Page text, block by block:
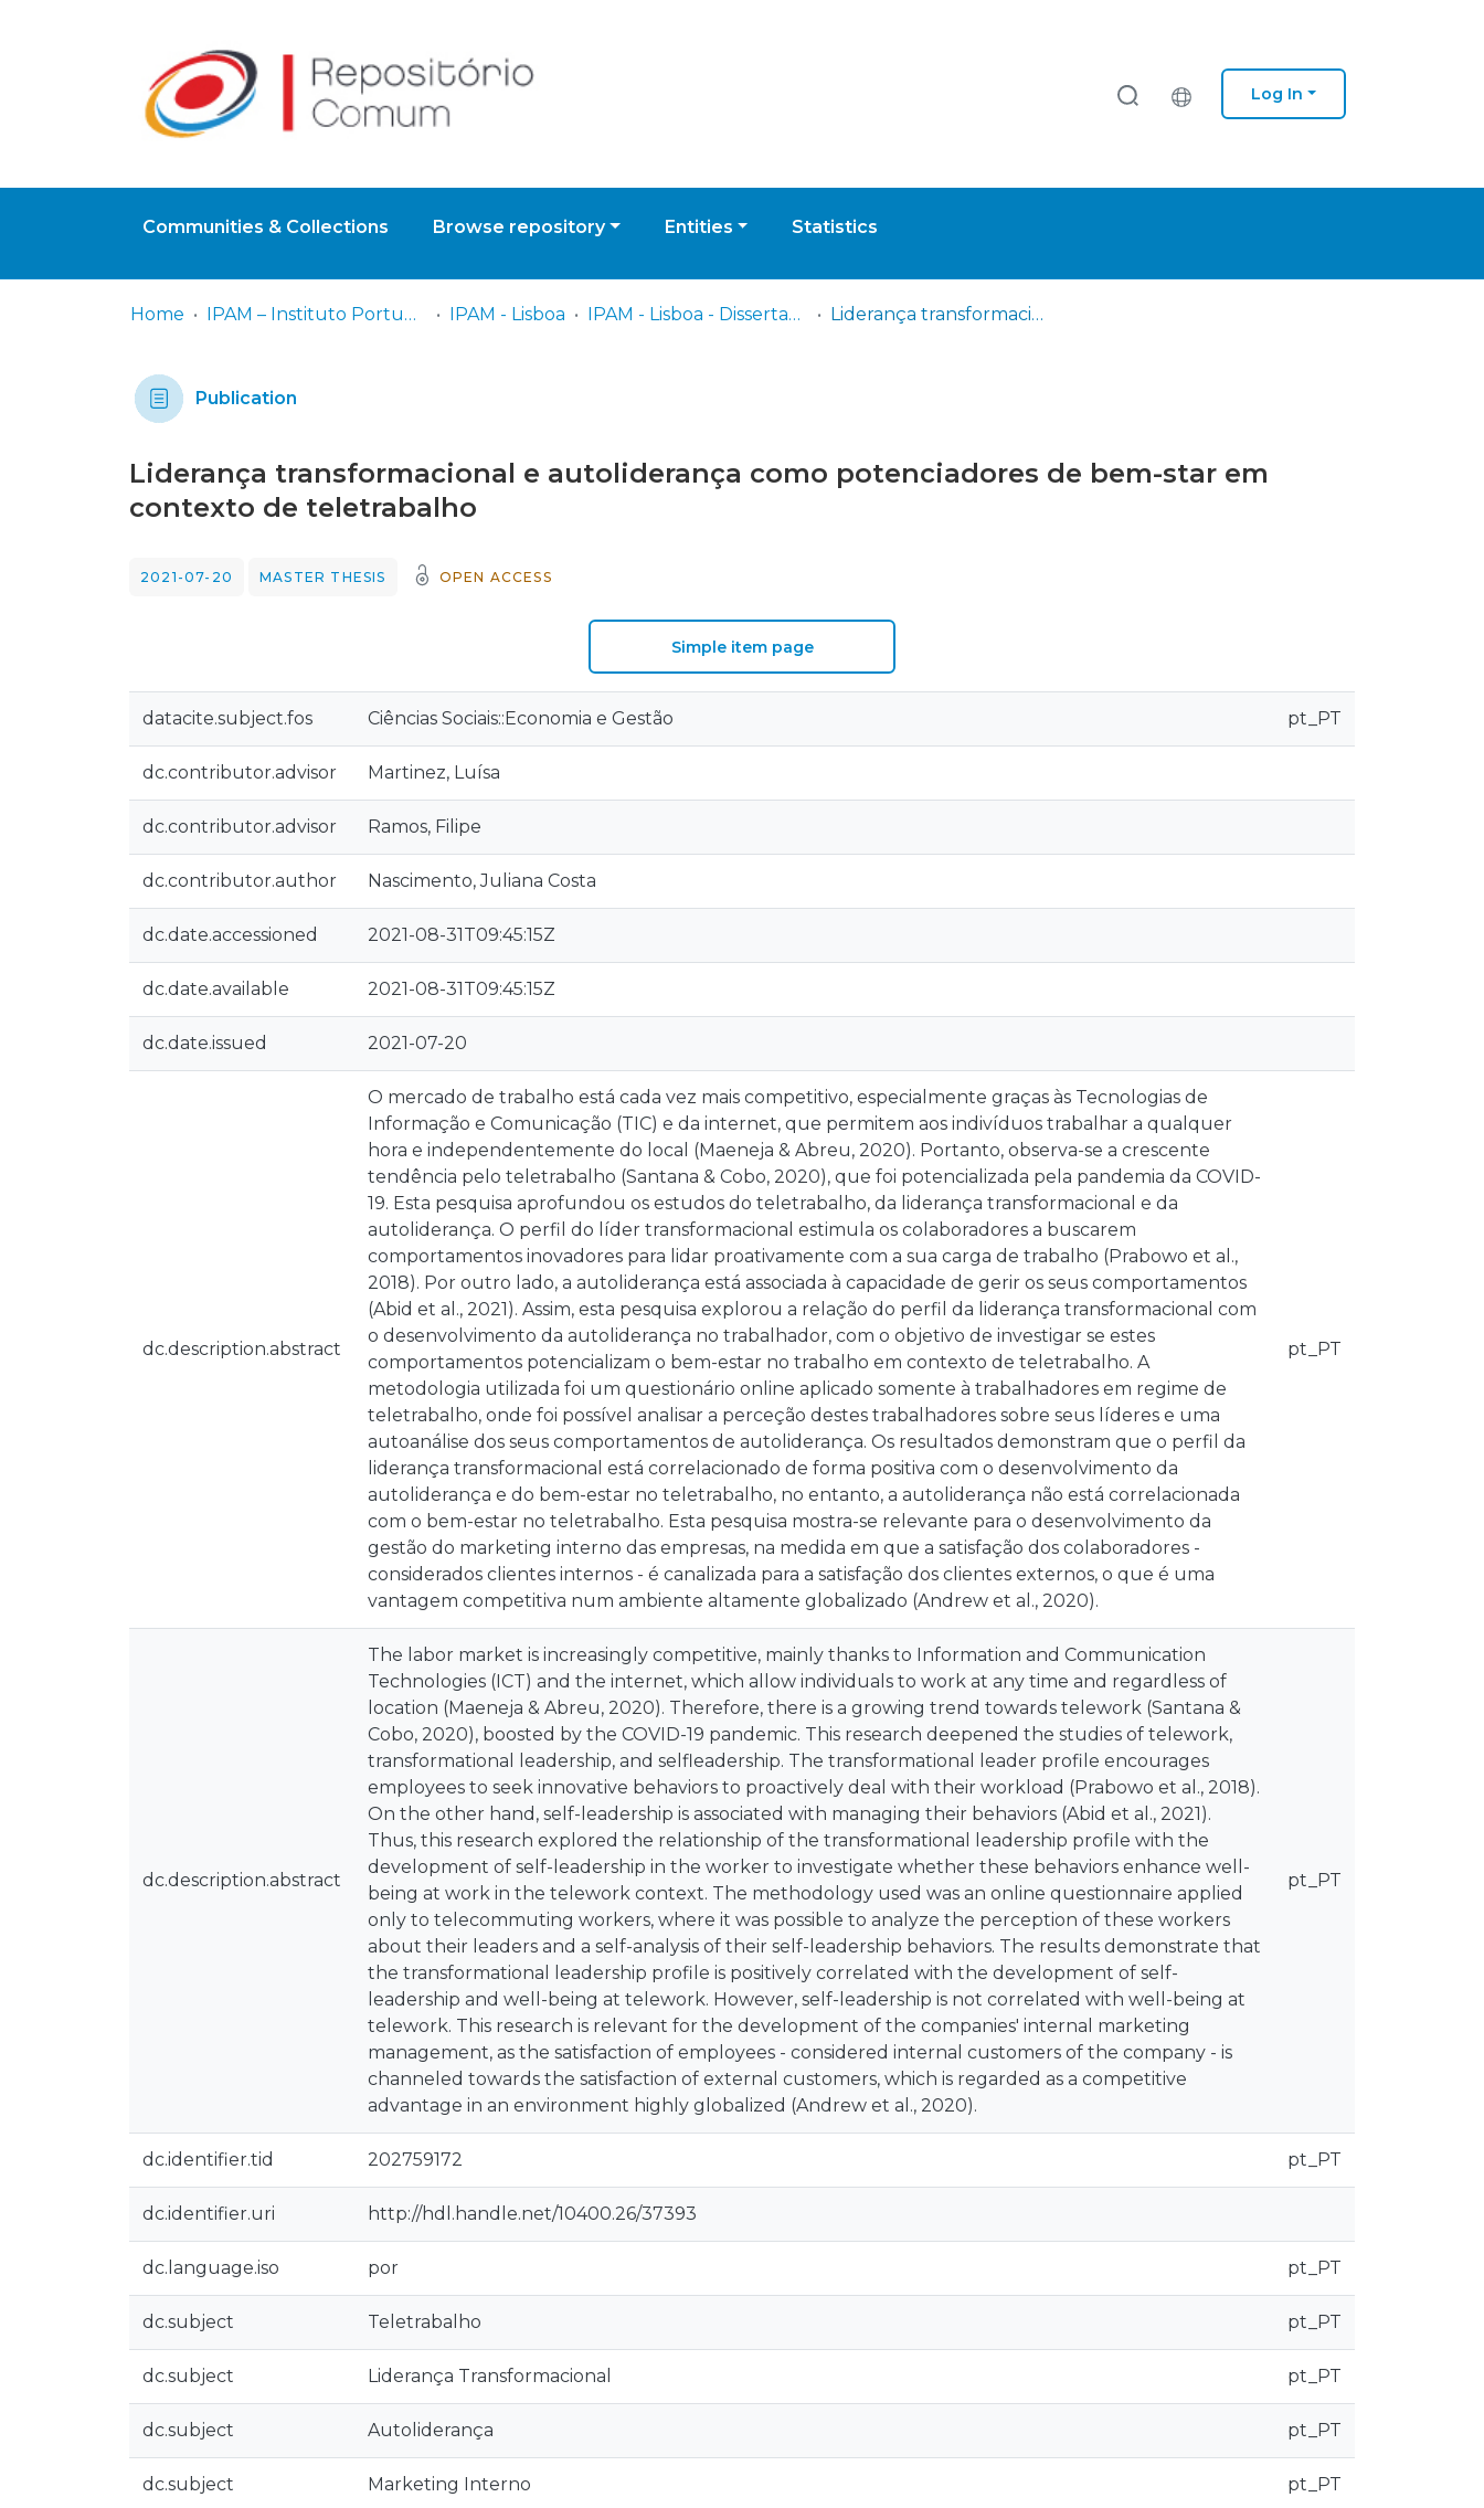
Log In
Communities & Collections Browse repository Entities Statistics
Home IPAM – Instituto Português de Administração de Marketing IPAM - Lisboa IPAM - Lisboa - Dissertação de Mestrado Liderança transformacional e autoliderança como potenciadores de bem-star em contexto de teletrabalho
Publication
Liderança transformacional e autoliderança como potenciadores de bem-star em
contexto de teletrabalho
2021-07-20 MASTER THESIS OPEN ACCESS
Simple item page
datacite.subject.fos Ciências Sociais::Economia e Gestão pt_PT
dc.contributor.advisor Martinez, Luísa
dc.contributor.advisor Ramos, Filipe
dc.contributor.author Nascimento, Juliana Costa
dc.date.accessioned 2021-08-31T09:45:15Z
dc.date.available 2021-08-31T09:45:15Z
dc.date.issued 2021-07-20
dc.description.abstract
O mercado de trabalho está cada vez mais competitivo, especialmente graças às Tecnologias de
Informação e Comunicação (TIC) e da internet, que permitem aos indivíduos trabalhar a qualquer
hora e independentemente do local (Maeneja & Abreu, 2020). Portanto, observa-se a crescente
tendência pelo teletrabalho (Santana & Cobo, 2020), que foi potencializada pela pandemia da COVID-
19. Esta pesquisa aprofundou os estudos do teletrabalho, da liderança transformacional e da
autoliderança. O perfil do líder transformacional estimula os colaboradores a buscarem
comportamentos inovadores para lidar proativamente com a sua carga de trabalho (Prabowo et al.,
2018). Por outro lado, a autoliderança está associada à capacidade de gerir os seus comportamentos
(Abid et al., 2021). Assim, esta pesquisa explorou a relação do perfil da liderança transformacional com
o desenvolvimento da autoliderança no trabalhador, com o objetivo de investigar se estes
comportamentos potencializam o bem-estar no trabalho em contexto de teletrabalho. A
metodologia utilizada foi um questionário online aplicado somente à trabalhadores em regime de
teletrabalho, onde foi possível analisar a perceção destes trabalhadores sobre seus líderes e uma
autoanálise dos seus comportamentos de autoliderança. Os resultados demonstram que o perfil da
liderança transformacional está correlacionado de forma positiva com o desenvolvimento da
autoliderança e do bem-estar no teletrabalho, no entanto, a autoliderança não está correlacionada
com o bem-estar no teletrabalho. Esta pesquisa mostra-se relevante para o desenvolvimento da
gestão do marketing interno das empresas, na medida em que a satisfação dos colaboradores -
considerados clientes internos - é canalizada para a satisfação dos clientes externos, o que é uma
vantagem competitiva num ambiente altamente globalizado (Andrew et al., 2020).
pt_PT
dc.description.abstract
The labor market is increasingly competitive, mainly thanks to Information and Communication
Technologies (ICT) and the internet, which allow individuals to work at any time and regardless of
location (Maeneja & Abreu, 2020). Therefore, there is a growing trend towards telework (Santana &
Cobo, 2020), boosted by the COVID-19 pandemic. This research deepened the studies of telework,
transformational leadership, and selfleadership. The transformational leader profile encourages
employees to seek innovative behaviors to proactively deal with their workload (Prabowo et al., 2018).
On the other hand, self-leadership is associated with managing their behaviors (Abid et al., 2021).
Thus, this research explored the relationship of the transformational leadership profile with the
development of self-leadership in the worker to investigate whether these behaviors enhance well-
being at work in the telework context. The methodology used was an online questionnaire applied
only to telecommuting workers, where it was possible to analyze the perception of these workers
about their leaders and a self-analysis of their self-leadership behaviors. The results demonstrate that
the transformational leadership profile is positively correlated with the development of self-
leadership and well-being at telework. However, self-leadership is not correlated with well-being at
telework. This research is relevant for the development of the companies' internal marketing
management, as the satisfaction of employees - considered internal customers of the company - is
channeled towards the satisfaction of external customers, which is regarded as a competitive
advantage in an environment highly globalized (Andrew et al., 2020).
pt_PT
dc.identifier.tid 202759172 pt_PT
dc.identifier.uri http://hdl.handle.net/10400.26/37393
dc.language.iso por pt_PT
dc.subject Teletrabalho pt_PT
dc.subject Liderança Transformacional pt_PT
dc.subject Autoliderança pt_PT
dc.subject Marketing Interno pt_PT